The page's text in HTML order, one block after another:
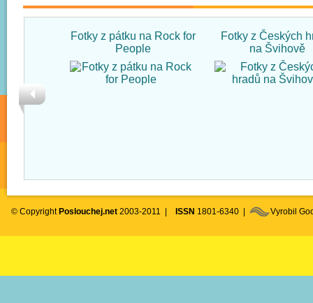
Fotky z pátku na Rock for
People
Fotky z Českých
na Švihově
© Copyright Poslouchej.net 2003-2011 | ISSN 1801-6340 | Vyrobil